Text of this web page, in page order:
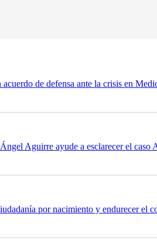
de defensa ante la crisis en
Aguirre ayude a esclarecer el caso
por nacimiento y endurecer el